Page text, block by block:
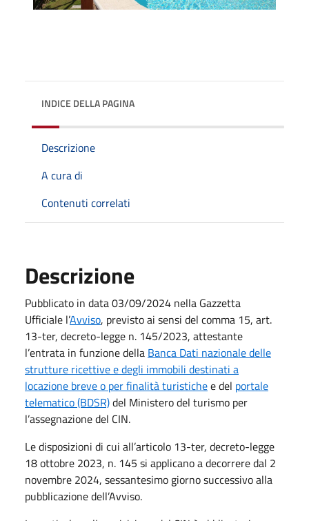
INDICE DELLA PAGINA
Descrizione
A cura di
Contenuti correlati
Descrizione
Pubblicato in data 03/09/2024 nella Gazzetta
Ufficiale l’Avviso, previsto ai sensi del comma 15, art.
13-ter, decreto-legge n. 145/2023, attestante
l’entrata in funzione della Banca Dati nazionale delle
strutture ricettive e degli immobili destinati a
locazione breve o per finalità turistichee del portale
telematico (BDSR)del Ministero del turismo per
l’assegnazione del CIN.
Le disposizioni di cui all’articolo 13-ter, decreto-legge
18 ottobre 2023, n. 145 si applicano a decorrere dal 2
novembre 2024, sessantesimo giorno successivo alla
pubblicazione dell’Avviso.